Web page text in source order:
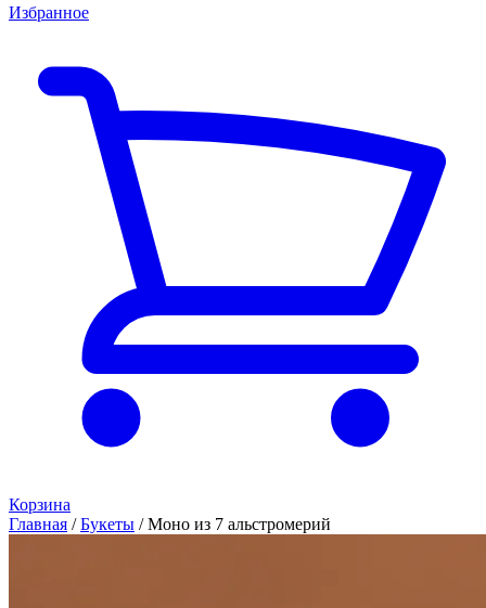
Избранное
Корзина
Главная / Букеты / Моно из 7 альстромерий